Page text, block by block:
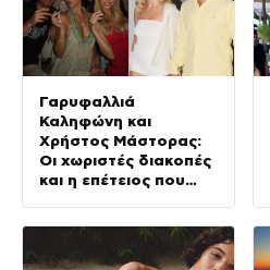
Γαρυφαλλιά
Καληφώνη και
Χρήστος Μάστορας:
Οι χωριστές διακοπές
και η επέτειος που